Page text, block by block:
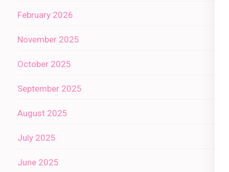
February 2026
November 2025
October 2025
September 2025
August 2025
July 2025
June 2025